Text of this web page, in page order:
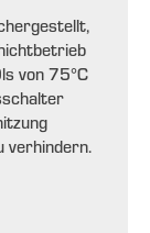
von 75°C
verhindern.